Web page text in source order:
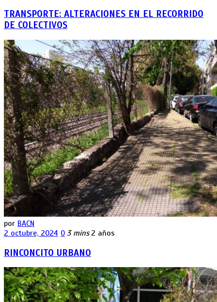
TRANSPORTE: ALTERACIONES EN EL RECORRIDO
DE COLECTIVOS
por BACN
2 octubre, 2024 0 3 mins 2 años
RINCONCITO URBANO